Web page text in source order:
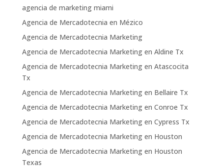
agencia de marketing miami
Agencia de Mercadotecnia en Mézico
Agencia de Mercadotecnia Marketing
Agencia de Mercadotecnia Marketing en Aldine Tx
Agencia de Mercadotecnia Marketing en Atascocita
Tx
Agencia de Mercadotecnia Marketing en Bellaire Tx
Agencia de Mercadotecnia Marketing en Conroe Tx
Agencia de Mercadotecnia Marketing en Cypress Tx
Agencia de Mercadotecnia Marketing en Houston
Agencia de Mercadotecnia Marketing en Houston
Texas